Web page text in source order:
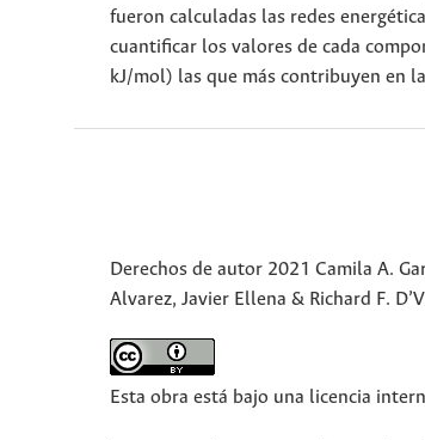
fueron calculadas las redes
cuantificar los valores de cada
kJ/mol) las que más contribuyen en
Derechos de autor 2021 Camila A.
Alvarez, Javier Ellena & Richard F.
Esta obra está bajo una licencia